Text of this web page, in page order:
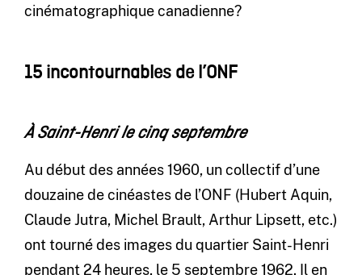
cinématographique canadienne?
15 incontournables de l’ONF
À Saint-Henri le cinq septembre
Au début des années 1960, un collectif d’une
douzaine de cinéastes de l’ONF (Hubert Aquin,
Claude Jutra, Michel Brault, Arthur Lipsett, etc.)
ont tourné des images du quartier Saint-Henri
pendant 24 heures, le 5 septembre 1962. Il en